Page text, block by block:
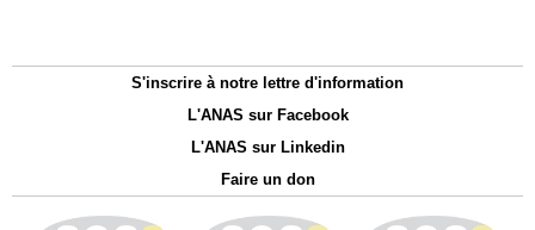
S'inscrire à notre lettre d'information
L'ANAS sur Facebook
L'ANAS sur Linkedin
Faire un don